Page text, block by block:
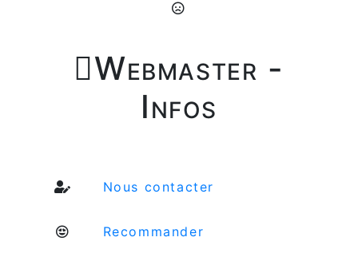
Webmaster -
Infos
Nous contacter
Recommander